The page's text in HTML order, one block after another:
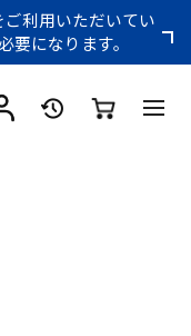
ご利用いただいてい
になります。